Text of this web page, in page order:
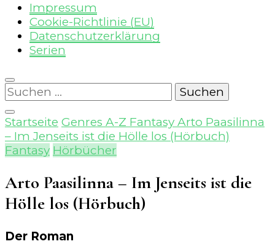
Impressum
Cookie-Richtlinie (EU)
Datenschutzerklärung
Serien
Suchen
nach:
Startseite Genres A-Z Fantasy Arto Paasilinna
– Im Jenseits ist die Hölle los (Hörbuch)
Fantasy Hörbücher
Arto Paasilinna – Im Jenseits ist die
Hölle los (Hörbuch)
Der Roman